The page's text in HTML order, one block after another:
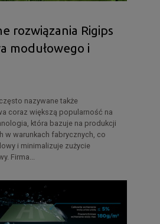
rozwiązania Rigips
modułowego i
nazywane także
coraz większą popularność na
która bazuje na produkcji
w warunkach fabrycznych, co
i minimalizuje zużycie
Firma...